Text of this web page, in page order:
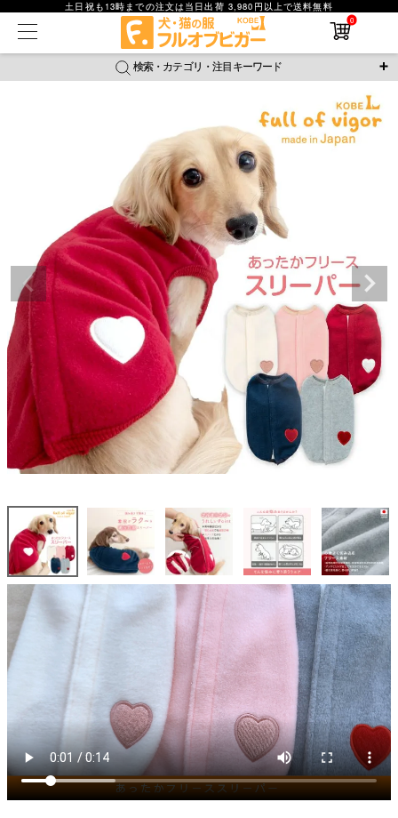
土日祝も13時までの注文は当日出荷 3,980円以上で送料無料
0
検索・カテゴリ・注目キーワード
腹巻 撥水レイン ラッシュガード
おそろコーデ 背中開きアイテム
新作アイテム
返品・交換について ご利用ガイド
詳細検索
在庫なし商品
在庫なし商品を表示しない
並び順
新着順
価格が安い順
価格が高い順
レビュー数順
検索